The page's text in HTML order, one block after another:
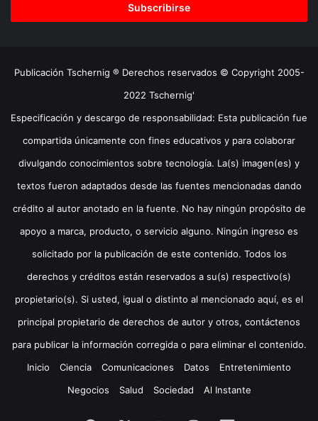
Publicación Tschernig ® Derechos reservados © Copyright 2005-
2022 Tschernig'
Especificación y descargo de responsabilidad: Esta publicación fue
compartida únicamente con fines educativos y para colaborar
divulgando conocimientos sobre tecnología. La(s) imagen(es) y
textos fueron adaptados desde las fuentes mencionadas dando
crédito al autor anotado en la fuente. No hay ningún propósito de
apoyo a marca, producto, o servicio alguno. Ningún ingreso es
solicitado por la publicación de este contenido. Todos los
derechos y créditos están reservados a su(s) respectivo(s)
propietario(s). Si usted, igual o distinto al mencionado aquí, es el
principal propietario de derechos de autor y otros, contáctenos
para publicar la información corregida o para eliminar el contenido.
Inicio
Ciencia Comunicaciones Datos
Entretenimiento
Negocios
Salud Sociedad Al Instante